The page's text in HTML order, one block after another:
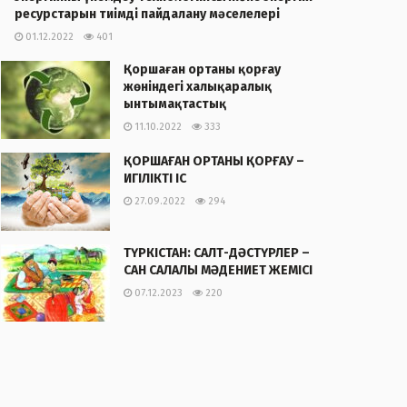
ресурстарын тиімді пайдалану мәселелері
01.12.2022 401
Қоршаған ортаны қорғау
жөніндегі халықаралық
ынтымақтастық
11.10.2022 333
ҚОРШАҒАН ОРТАНЫ ҚОРҒАУ –
ИГІЛІКТІ ІС
27.09.2022 294
ТҮРКІСТАН: САЛТ-ДӘСТҮРЛЕР –
САН САЛАЛЫ МӘДЕНИЕТ ЖЕМІСІ
07.12.2023 220